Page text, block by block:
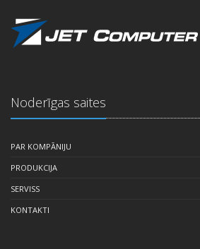
Noderīgas saites
PAR KOMPĀNIJU
PRODUKCIJA
SERVISS
KONTAKTI